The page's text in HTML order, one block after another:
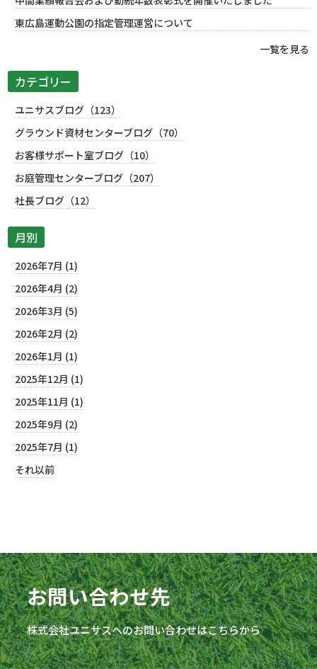
東広島運動公園の指定管理運営について
一覧を見る
カテゴリー
ユニサスブログ（123）
グラウンド資材センターブログ（70）
お客様サポート室ブログ（10）
お庭管理センターブログ（207）
社長ブログ（12）
月別
2026年7月 (1)
2026年4月 (2)
2026年3月 (5)
2026年2月 (2)
2026年1月 (1)
2025年12月 (1)
2025年11月 (1)
2025年9月 (2)
2025年7月 (1)
それ以前
お問い合わせ先
株式会社ユニサスへのお問い合わせはこちらから